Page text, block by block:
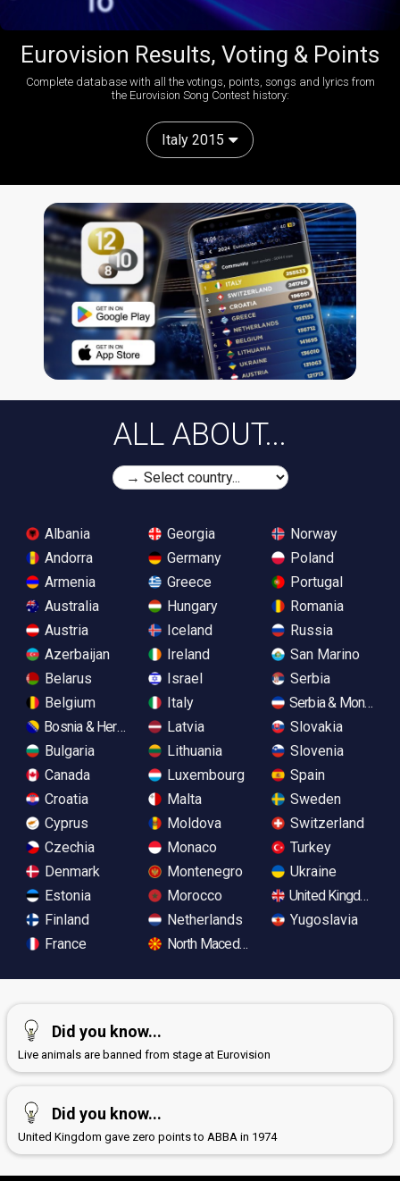
Eurovision Results, Voting & Points
Complete database with all the votings, points, songs and lyrics from
the Eurovision Song Contest history:
Italy 2015
ALL ABOUT...
Albania
Andorra
Armenia
Australia
Austria
Azerbaijan
Belarus
Belgium
Bosnia & Herzegovina
Bulgaria
Canada
Croatia
Cyprus
Czechia
Denmark
Estonia
Finland
France
Georgia
Germany
Greece
Hungary
Iceland
Ireland
Israel
Italy
Latvia
Lithuania
Luxembourg
Malta
Moldova
Monaco
Montenegro
Morocco
Netherlands
North Macedonia
Norway
Poland
Portugal
Romania
Russia
San Marino
Serbia
Serbia &
Slovakia
Slovenia
Spain
Sweden
Switzerland
Turkey
Ukraine
United Kingdom
Yugoslavia
Did you know...
Live animals are banned from stage at Eurovision
Did you know...
United Kingdom gave zero points to ABBA in 1974